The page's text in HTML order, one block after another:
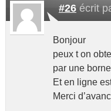
#26écrit
Bonjour
peux t on
par une
Et en ligne
Merci